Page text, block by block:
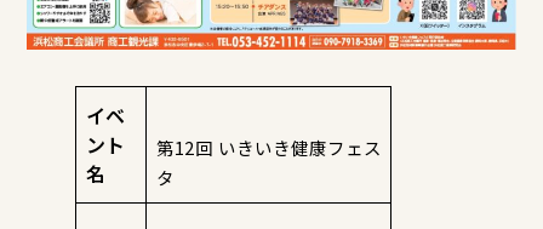
イベ
ント
名
第12回 いきいき健康フェス
タ